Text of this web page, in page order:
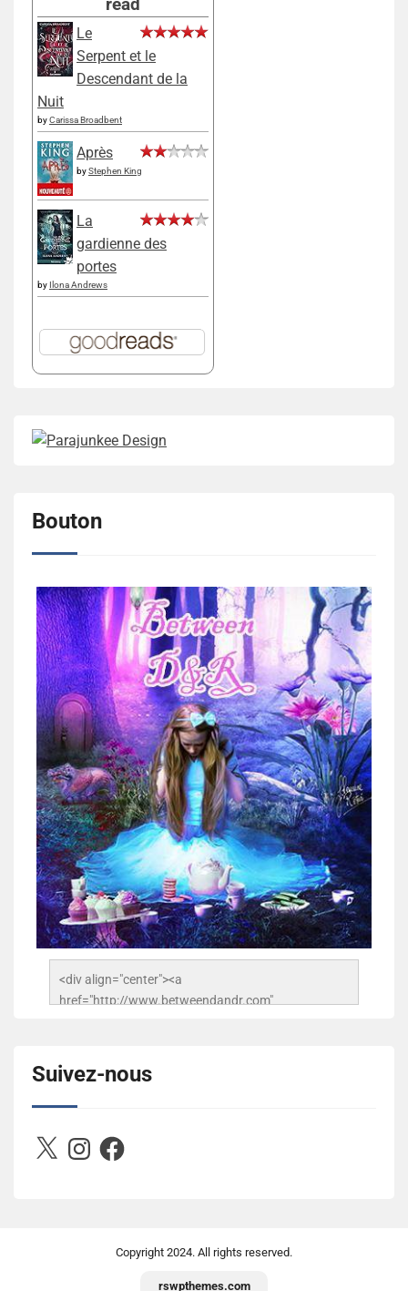
read
Le
Serpent et le
Descendant de la
Nuit
byCarissa Broadbent
Après
byStephen King
La
gardienne des
portes
by Ilona Andrews
Bouton
<div align="center"><a
href="http://www.betweendandr.com"
503716673157532-2788222864243652657-n.jpg"
alt="Between D&R" style="border:none;" /></a>
</div>
Suivez-nous
X InstagramFacebook
Copyright 2024. All rights reserved.
rswpthemes.com